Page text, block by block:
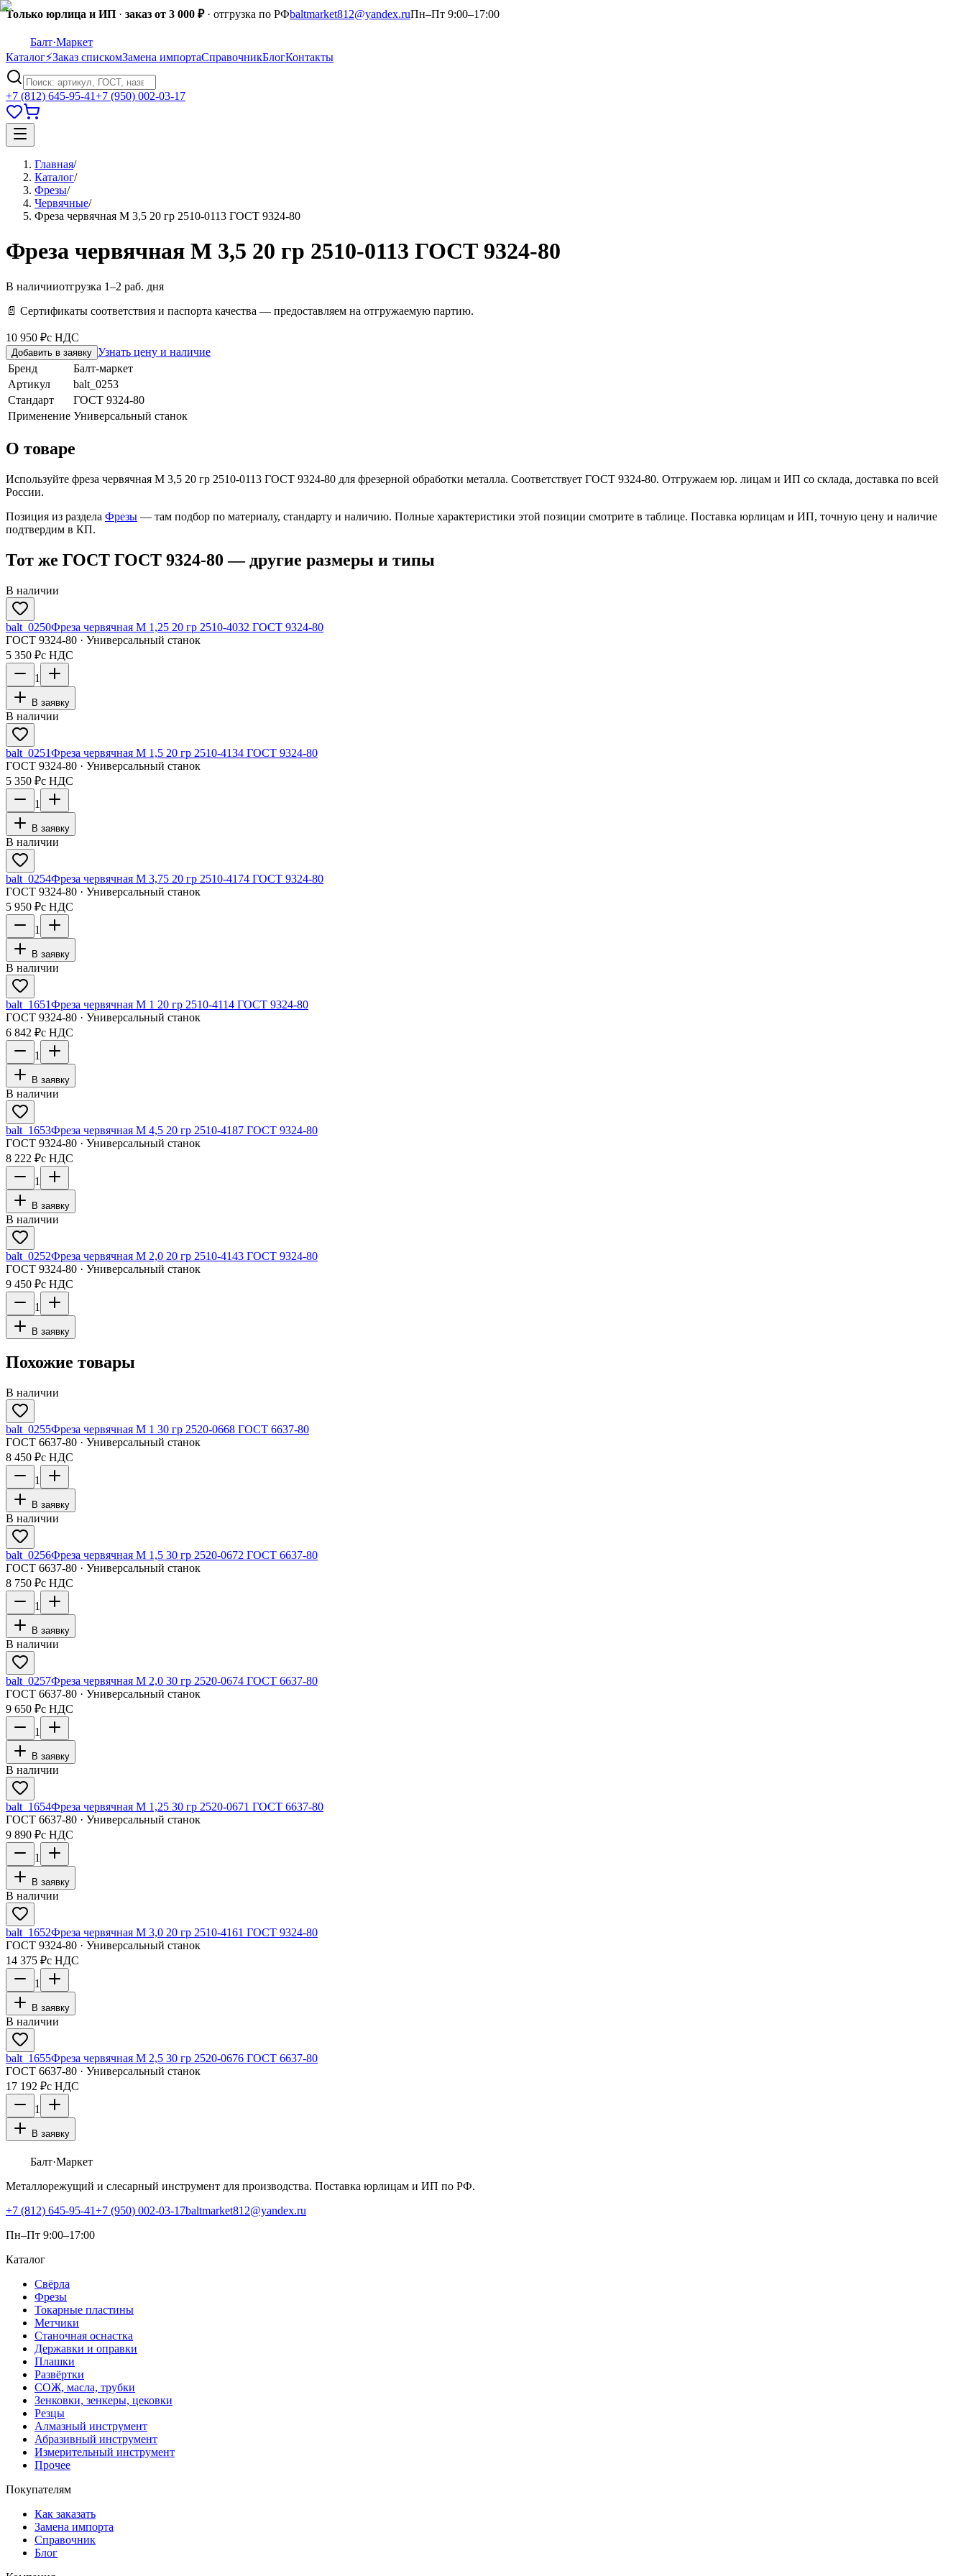
Только юрлица и ИП · заказ от 3 000 ₽· отгрузка по РФbaltmarket812@yandex.ruПн–Пт 9:00–17:00
Балт·Маркет
Каталог⚡Заказ спискомЗамена импортаСправочникБлогКонтакты
+7 (812) 645-95-41+7 (950) 002-03-17
Главная/
Каталог/
Фрезы/
Червячные/
Фреза червячная М 3,5 20 гр 2510-0113 ГОСТ 9324-80
Фреза червячная М 3,5 20 гр 2510-0113 ГОСТ 9324-80
В наличииотгрузка 1–2 раб. дня
📄 Сертификаты соответствия и паспорта качества — предоставляем на отгружаемую партию.
10 950 ₽с НДС
Добавить в заявку Узнать цену и наличие
Бренд
Балт-маркет
Артикул
balt_0253
Стандарт
ГОСТ 9324-80
Применение Универсальный станок
О товаре
Используйте фреза червячная М 3,5 20 гр 2510-0113 ГОСТ 9324-80 для фрезерной обработки металла. Соответствует ГОСТ 9324-80. Отгружаем юр. лицам и ИП со склада, доставка по всей
России.
Позиция из раздела Фрезы — там подбор по материалу, стандарту и наличию. Полные характеристики этой позиции смотрите в таблице. Поставка юрлицам и ИП, точную цену и наличие
подтвердим в КП.
Тот же ГОСТ ГОСТ 9324-80 — другие размеры и типы
В наличии
balt_0250Фреза червячная М 1,25 20 гр 2510-4032 ГОСТ 9324-80
ГОСТ 9324-80 · Универсальный станок
5 350 ₽с НДС
1
В заявку
В наличии
balt_0251Фреза червячная М 1,5 20 гр 2510-4134 ГОСТ 9324-80
ГОСТ 9324-80 · Универсальный станок
5 350 ₽с НДС
1
В заявку
В наличии
balt_0254Фреза червячная М 3,75 20 гр 2510-4174 ГОСТ 9324-80
ГОСТ 9324-80 · Универсальный станок
5 950 ₽с НДС
1
В заявку
В наличии
balt_1651Фреза червячная М 1 20 гр 2510-4114 ГОСТ 9324-80
ГОСТ 9324-80 · Универсальный станок
6 842 ₽с НДС
1
В заявку
В наличии
balt_1653Фреза червячная М 4,5 20 гр 2510-4187 ГОСТ 9324-80
ГОСТ 9324-80 · Универсальный станок
8 222 ₽с НДС
1
В заявку
В наличии
balt_0252Фреза червячная М 2,0 20 гр 2510-4143 ГОСТ 9324-80
ГОСТ 9324-80 · Универсальный станок
9 450 ₽с НДС
1
В заявку
Похожие товары
В наличии
balt_0255Фреза червячная М 1 30 гр 2520-0668 ГОСТ 6637-80
ГОСТ 6637-80 · Универсальный станок
8 450 ₽с НДС
1
В заявку
В наличии
balt_0256Фреза червячная М 1,5 30 гр 2520-0672 ГОСТ 6637-80
ГОСТ 6637-80 · Универсальный станок
8 750 ₽с НДС
1
В заявку
В наличии
balt_0257Фреза червячная М 2,0 30 гр 2520-0674 ГОСТ 6637-80
ГОСТ 6637-80 · Универсальный станок
9 650 ₽с НДС
1
В заявку
В наличии
balt_1654Фреза червячная М 1,25 30 гр 2520-0671 ГОСТ 6637-80
ГОСТ 6637-80 · Универсальный станок
9 890 ₽с НДС
1
В заявку
В наличии
balt_1652Фреза червячная М 3,0 20 гр 2510-4161 ГОСТ 9324-80
ГОСТ 9324-80 · Универсальный станок
14 375 ₽с НДС
1
В заявку
В наличии
balt_1655Фреза червячная М 2,5 30 гр 2520-0676 ГОСТ 6637-80
ГОСТ 6637-80 · Универсальный станок
17 192 ₽с НДС
1
В заявку
Балт·Маркет
Металлорежущий и слесарный инструмент для производства. Поставка юрлицам и ИП по РФ.
+7 (812) 645-95-41+7 (950) 002-03-17baltmarket812@yandex.ru
Пн–Пт 9:00–17:00
Каталог
Свёрла
Фрезы
Токарные пластины
Метчики
Станочная оснастка
Державки и оправки
Плашки
Развёртки
СОЖ, масла, трубки
Зенковки, зенкеры, цековки
Резцы
Алмазный инструмент
Абразивный инструмент
Измерительный инструмент
Прочее
Покупателям
Как заказать
Замена импорта
Справочник
Блог